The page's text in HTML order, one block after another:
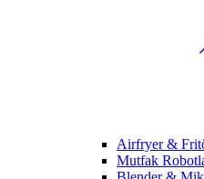
Airfryer &
Mutfak